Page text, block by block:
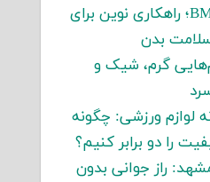
ربات محاسبه BMI؛ راهکاری نوین برای
بدن
گرم، شیک و
لوازم ورزشی: چگونه
را دو برابر کنیم؟
راز جوانی بدون